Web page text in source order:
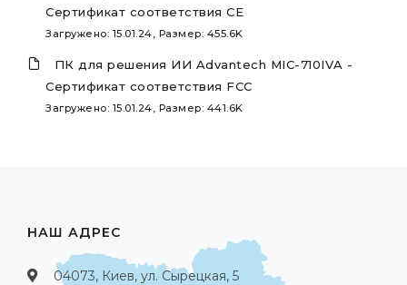
Сертификат соответствия CE
Загружено: 15.01.24, Размер: 455.6K
ПК для решения ИИ Advantech MIC-710IVA -
Сертификат соответствия FCC
Загружено: 15.01.24, Размер: 441.6K
НАШ АДРЕС
04073, Киев, ул. Сырецкая, 5